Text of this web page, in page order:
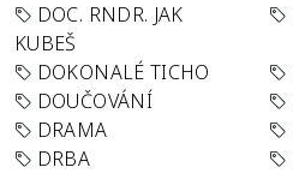
DOC. RNDR. JAK
KUBEŠ
DOKONALÉ TICHO
DOUČOVÁNÍ
DRAMA
DRBA